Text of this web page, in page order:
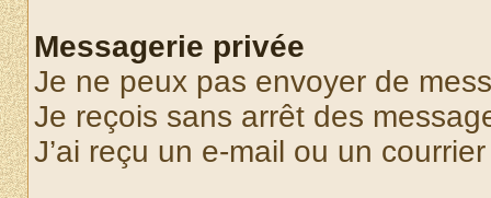
Messagerie privée
Je ne peux pas envoyer de
Je reçois sans arrêt des
J’ai reçu un e-mail ou un